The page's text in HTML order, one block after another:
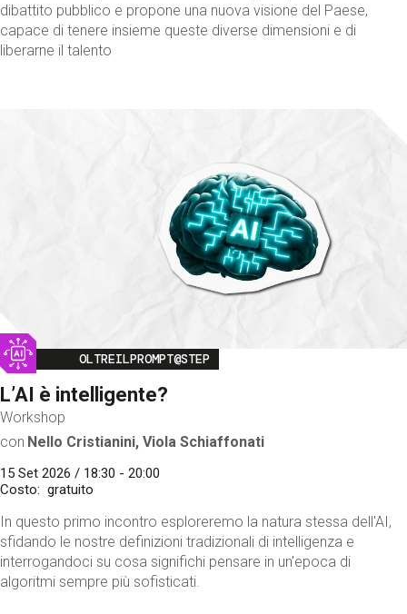
dibattito pubblico e propone una nuova visione del Paese,
capace di tenere insieme queste diverse dimensioni e di
liberarne il talento
Image
OLTREILPROMPT@STEP
L’AI è intelligente?
Workshop
con Nello Cristianini, Viola Schiaffonati
15 Set 2026 / 18:30 - 20:00
Costo
gratuito
In questo primo incontro esploreremo la natura stessa dell'AI,
sfidando le nostre definizioni tradizionali di intelligenza e
interrogandoci su cosa significhi pensare in un'epoca di
algoritmi sempre più sofisticati.